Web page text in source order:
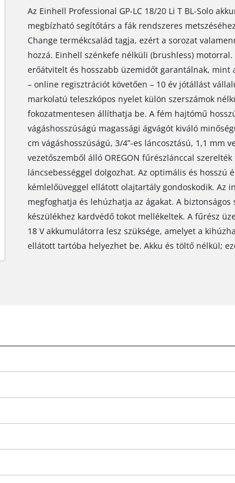
Az Einhell Professional GP-LC 18/20 Li T BL-Solo
megbízható segítőtárs a fák rendszeres
Change termékcsalád tagja, ezért a sorozat
hozzá. Einhell szénkefe nélküli (brushless)
erőátvitelt és hosszabb üzemidőt garantálnak, mint
– online regisztrációt követően – 10 év jótállást
markolatú teleszkópos nyelet külön szerszámok
fokozatmentesen állíthatja be. A fém hajtómű
vágáshosszúságú magassági ágvágót kiváló
cm vágáshosszúságú, 3/4”-es láncosztású, 1,1 mm
vezetőszemből álló OREGON fűrészlánccal
láncsebességgel dolgozhat. Az optimális és hosszú
kémlelőüveggel ellátott olajtartály gondoskodik. Az
megfoghatja és lehúzhatja az ágakat. A
készülékhez kardvédő tokot mellékeltek. A fűrész
18 V akkumulátorra lesz szüksége, amelyet a
ellátott tartóba helyezhet be. Akku és töltő nélkül;